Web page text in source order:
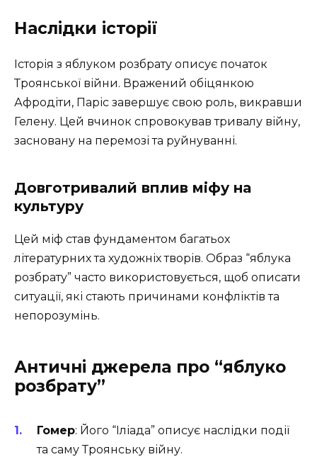
Наслідки історії
Історія з яблуком розбрату описує початок
Троянської війни. Вражений обіцянкою
Афродіти, Паріс завершує свою роль, викравши
Гелену. Цей вчинок спровокував тривалу війну,
засновану на перемозі та руйнуванні.
Довготривалий вплив міфу на
культуру
Цей міф став фундаментом багатьох
літературних та художніх творів. Образ “яблука
розбрату” часто використовується, щоб описати
ситуації, які стають причинами конфліктів та
непорозумінь.
Античні джерела про “яблуко
розбрату”
Гомер: Його “Іліада” описує наслідки події
та саму Троянську війну.